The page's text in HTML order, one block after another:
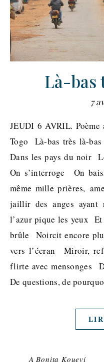
Là-bas
7
JEUDI 6 AVRIL. Poème autochtone, la crise Covid au
Togo Là-bas très là-
Dans les pays du noir
On s’interroge On
même mille prières,
jaillir des anges ayant
l’azur pique les yeux
brûle Noircit encore
vers l’écran Miroir,
flirte avec mensonges
De questions, de
A Bonita Kouevi